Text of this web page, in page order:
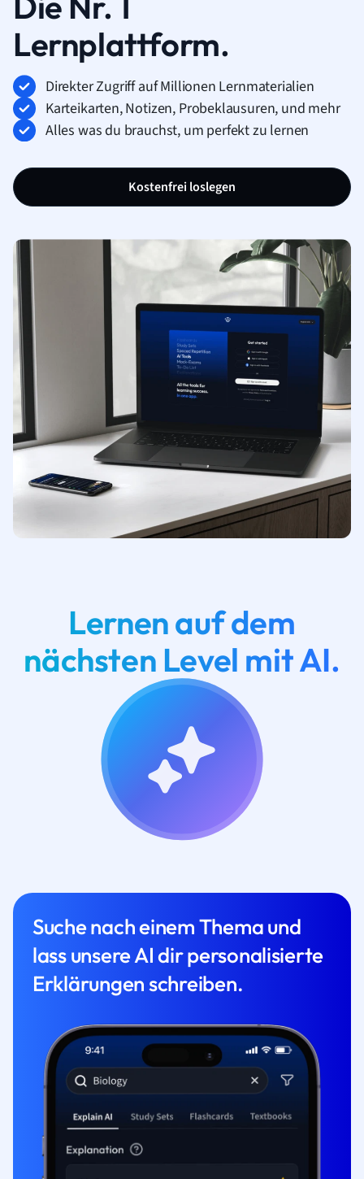
Lernplattform.
Direkter Zugriff auf Millionen Lernmaterialien
Karteikarten, Notizen, Probeklausuren, und mehr
Alles was du brauchst, um perfekt zu lernen
Kostenfrei loslegen
Lernen auf dem
nächsten Level mit AI.
Suche nach einem Thema und
lass unsere AI dir personalisierte
Erklärungen schreiben.